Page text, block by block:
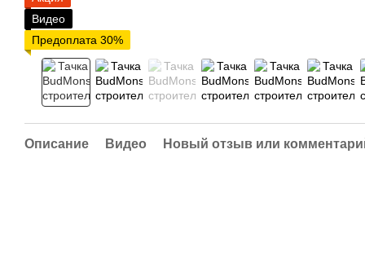
Видео
Предоплата 30%
Описание Видео Новый отзыв или